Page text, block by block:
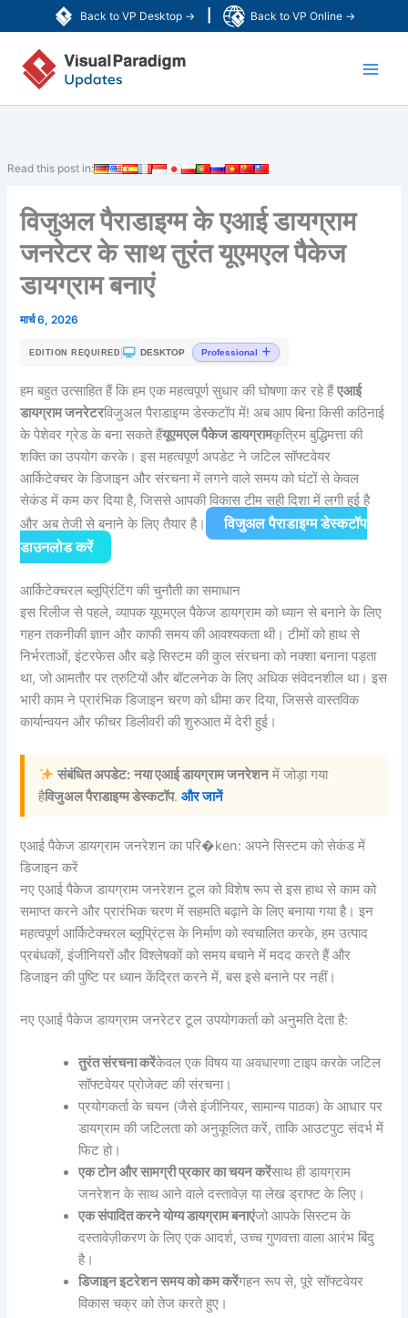
Back to VP Desktop → Back to VP Online →
to
content
Read this post in:
विजुअल पैराडाइग्म के एआई डायग्राम
जनरेटर के साथ तुरंत यूएमएल पैकेज
डायग्राम बनाएं
मार्च 6, 2026
EDITION REQUIRED | DESKTOP Professional
हम बहुत उत्साहित हैं कि हम एक महत्वपूर्ण सुधार की घोषणा कर रहे हैंएआई
डायग्राम जनरेटरविजुअल पैराडाइग्म डेस्कटॉप में! अब आप बिना किसी कठिनाई
के पेशेवर ग्रेड के बना सकते हैंयूएमएल पैकेज डायग्रामकृत्रिम बुद्धिमत्ता की
शक्ति का उपयोग करके। इस महत्वपूर्ण अपडेट ने जटिल सॉफ्टवेयर
आर्किटेक्चर के डिजाइन और संरचना में लगने वाले समय को घंटों से केवल
सेकंड में कम कर दिया है, जिससे आपकी विकास टीम सही दिशा में लगी हुई है
और अब तेजी से बनाने के लिए तैयार है।
विजुअल पैराडाइग्म डेस्कटॉप
डाउनलोड करें
आर्किटेक्चरल ब्लूप्रिंटिंग की चुनौती का समाधान
इस रिलीज से पहले, व्यापक यूएमएल पैकेज डायग्राम को ध्यान से बनाने के लिए
गहन तकनीकी ज्ञान और काफी समय की आवश्यकता थी। टीमों को हाथ से
निर्भरताओं, इंटरफेस और बड़े सिस्टम की कुल संरचना को नक्शा बनाना पड़ता
था, जो आमतौर पर त्रुटियों और बॉटलनेक के लिए अधिक संवेदनशील था। इस
भारी काम ने प्रारंभिक डिजाइन चरण को धीमा कर दिया, जिससे वास्तविक
कार्यान्वयन और फीचर डिलीवरी की शुरुआत में देरी हुई।
संबंधित अपडेट: नया एआई डायग्राम जनरेशनमें जोड़ा गया
हैविजुअल पैराडाइग्म डेस्कटॉप.और जानें
एआई पैकेज डायग्राम जनरेशन का परि�ken: अपने सिस्टम को सेकंड में
डिजाइन करें
नए एआई पैकेज डायग्राम जनरेशन टूल को विशेष रूप से इस हाथ से काम को
समाप्त करने और प्रारंभिक चरण में सहमति बढ़ाने के लिए बनाया गया है। इन
महत्वपूर्ण आर्किटेक्चरल ब्लूप्रिंट्स के निर्माण को स्वचालित करके, हम उत्पाद
प्रबंधकों, इंजीनियरों और विश्लेषकों को समय बचाने में मदद करते हैं और
डिजाइन की पुष्टि पर ध्यान केंद्रित करने में, बस इसे बनाने पर नहीं।
नए एआई पैकेज डायग्राम जनरेटर टूल उपयोगकर्ता को अनुमति देता है:
तुरंत संरचना करेंकेवल एक विषय या अवधारणा टाइप करके जटिल
सॉफ्टवेयर प्रोजेक्ट की संरचना।
प्रयोगकर्ता के चयन (जैसे इंजीनियर, सामान्य पाठक) के आधार पर
डायग्राम की जटिलता को अनुकूलित करें, ताकि आउटपुट संदर्भ में
फिट हो।
एक टोन और सामग्री प्रकार का चयन करेंसाथ ही डायग्राम
जनरेशन के साथ आने वाले दस्तावेज़ या लेख ड्राफ्ट के लिए।
एक संपादित करने योग्य डायग्राम बनाएंजो आपके सिस्टम के
दस्तावेज़ीकरण के लिए एक आदर्श, उच्च गुणवत्ता वाला आरंभ बिंदु
है।
डिजाइन इटरेशन समय को कम करेंगहन रूप से, पूरे सॉफ्टवेयर
विकास चक्र को तेज करते हुए।